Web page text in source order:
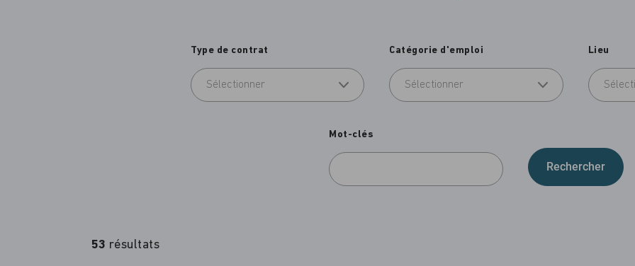
Type de contrat
Sélectionner
Catégorie d'emploi
Sélectionner
Lieu
Mot-clés
53 résultats